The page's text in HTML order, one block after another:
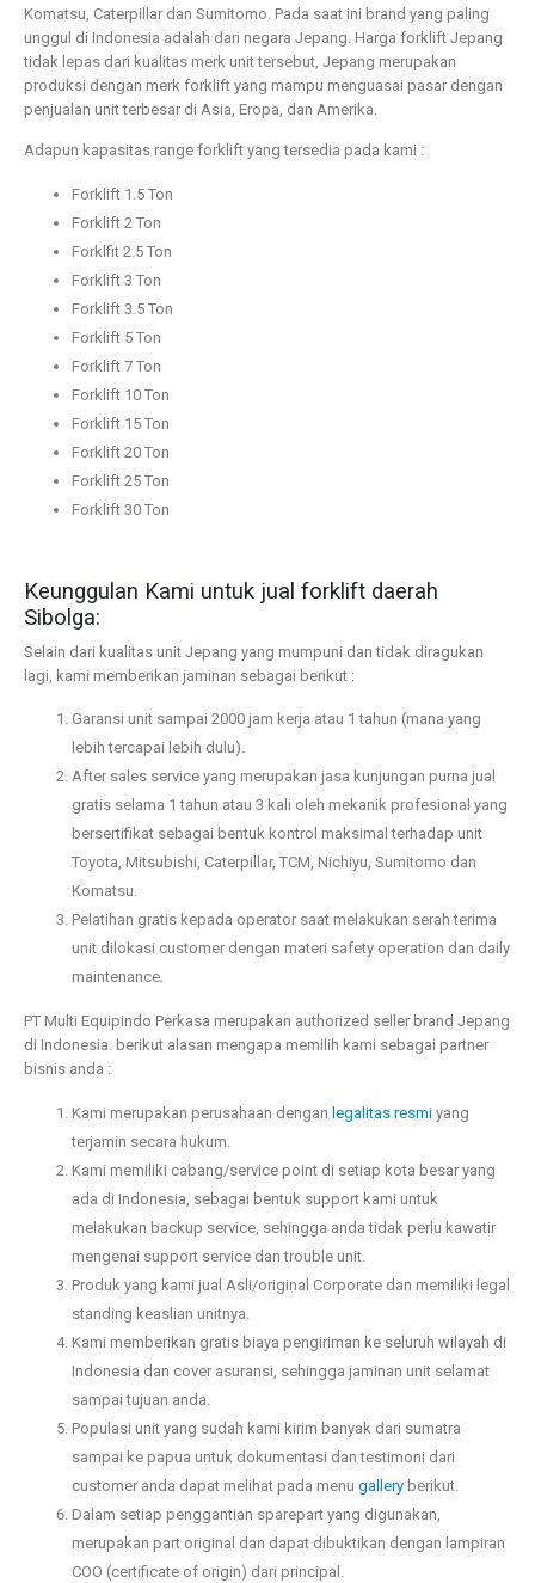
Komatsu, Caterpillar dan Sumitomo. Pada saat ini brand yang paling
unggul di Indonesia adalah dari negara Jepang. Harga forklift Jepang
tidak lepas dari kualitas merk unit tersebut, Jepang merupakan
produksi dengan merk forklift yang mampu menguasai pasar dengan
penjualan unit terbesar di Asia, Eropa, dan Amerika.
Adapun kapasitas range forklift yang tersedia pada kami :
Forklift 1.5 Ton
Forklift 2 Ton
Forklfit 2.5 Ton
Forklift 3 Ton
Forklift 3.5 Ton
Forklift 5 Ton
Forklift 7 Ton
Forklift 10 Ton
Forklift 15 Ton
Forklift 20 Ton
Forklift 25 Ton
Forklift 30 Ton
Keunggulan Kami untuk jual forklift daerah
Sibolga:
Selain dari kualitas unit Jepang yang mumpuni dan tidak diragukan
lagi, kami memberikan jaminan sebagai berikut :
Garansi unit sampai 2000 jam kerja atau 1 tahun (mana yang
lebih tercapai lebih dulu).
After sales service yang merupakan jasa kunjungan purna jual
gratis selama 1 tahun atau 3 kali oleh mekanik profesional yang
bersertifikat sebagai bentuk kontrol maksimal terhadap unit
Toyota, Mitsubishi, Caterpillar, TCM, Nichiyu, Sumitomo dan
Komatsu.
Pelatihan gratis kepada operator saat melakukan serah terima
unit dilokasi customer dengan materi safety operation dan daily
maintenance.
PT Multi Equipindo Perkasa merupakan authorized seller brand Jepang
di Indonesia. berikut alasan mengapa memilih kami sebagai partner
bisnis anda :
Kami merupakan perusahaan dengan legalitas resmi yang
terjamin secara hukum.
Kami memiliki cabang/service point di setiap kota besar yang
ada di Indonesia, sebagai bentuk support kami untuk
melakukan backup service, sehingga anda tidak perlu kawatir
mengenai support service dan trouble unit.
Produk yang kami jual Asli/original Corporate dan memiliki legal
standing keaslian unitnya.
Kami memberikan gratis biaya pengiriman ke seluruh wilayah di
Indonesia dan cover asuransi, sehingga jaminan unit selamat
sampai tujuan anda.
Populasi unit yang sudah kami kirim banyak dari sumatra
sampai ke papua untuk dokumentasi dan testimoni dari
customer anda dapat melihat pada menu gallery berikut.
Dalam setiap penggantian sparepart yang digunakan,
merupakan part original dan dapat dibuktikan dengan lampiran
COO (certificate of origin) dari principal.